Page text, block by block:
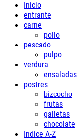
Inicio
entrante
carne
pollo
pescado
pulpo
verdura
ensaladas
postres
bizcocho
frutas
galletas
chocolate
Indice A-Z